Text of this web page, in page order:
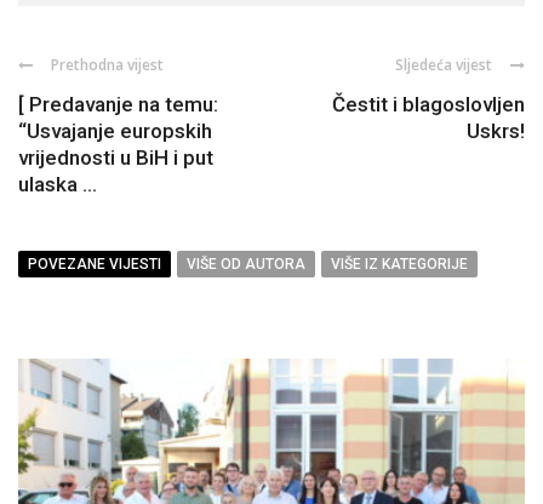
Prethodna vijest
[ Predavanje na temu:
“Usvajanje europskih
vrijednosti u BiH i put
ulaska ...
Sljedeća vijest
Čestit i blagoslovljen
Uskrs!
POVEZANE VIJESTI VIŠE OD AUTORA VIŠE IZ KATEGORIJE